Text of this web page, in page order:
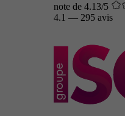
note de 4.13/5
4.1 — 295 avis